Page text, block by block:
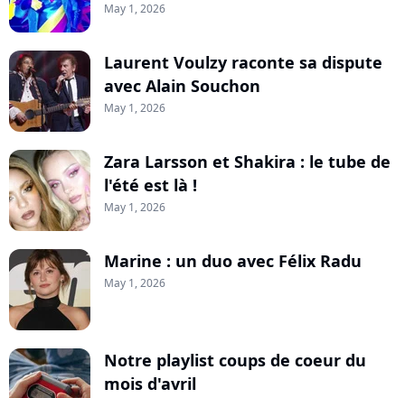
May 1, 2026
Laurent Voulzy raconte sa dispute
avec Alain Souchon
May 1, 2026
Zara Larsson et Shakira : le tube de
l'été est là !
May 1, 2026
Marine : un duo avec Félix Radu
May 1, 2026
Notre playlist coups de coeur du
mois d'avril